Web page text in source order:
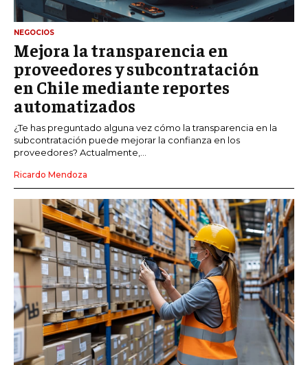
NEGOCIOS
Mejora la transparencia en
proveedores y subcontratación
en Chile mediante reportes
automatizados
¿Te has preguntado alguna vez cómo la transparencia en la
subcontratación puede mejorar la confianza en los
proveedores? Actualmente,...
Ricardo Mendoza